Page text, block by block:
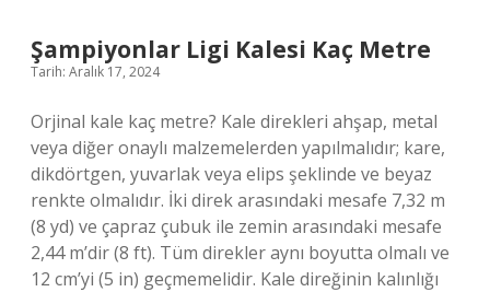
Şampiyonlar Ligi Kalesi Kaç Metre
Tarih: Aralık 17, 2024
Orjinal kale kaç metre? Kale direkleri ahşap, metal
veya diğer onaylı malzemelerden yapılmalıdır; kare,
dikdörtgen, yuvarlak veya elips şeklinde ve beyaz
renkte olmalıdır. İki direk arasındaki mesafe 7,32 m
(8 yd) ve çapraz çubuk ile zemin arasındaki mesafe
2,44 m’dir (8 ft). Tüm direkler aynı boyutta olmalı ve
12 cm’yi (5 in) geçmemelidir. Kale direğinin kalınlığı